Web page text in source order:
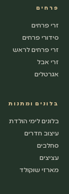
פרחים
זרי פרחים
סידורי פרחים
זרי פרחים לראש
זרי אבל
אגרטלים
בלונים ומתנות
בלונים לימי הולדת
עיצוב חדרים
סחלבים
עציצים
מארזי שוקולד